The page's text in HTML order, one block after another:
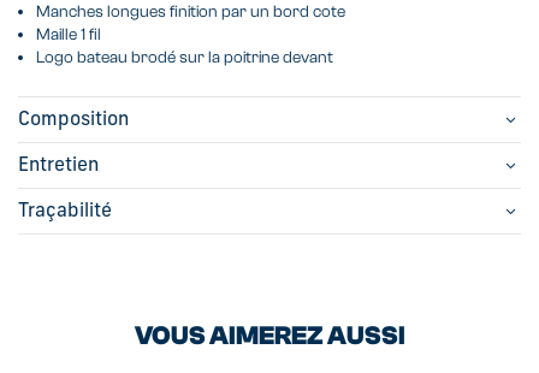
Manches longues finition par un bord cote
Maille 1 fil
Logo bateau brodé sur la poitrine devant
Composition
Entretien
Traçabilité
VOUS AIMEREZ AUSSI